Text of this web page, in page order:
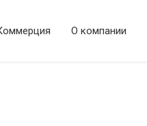
О компании